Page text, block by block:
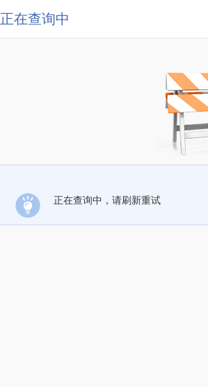
正在查询中
正在查询中，请刷新重试